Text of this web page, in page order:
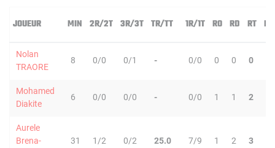
JOUEUR MIN 2R/2T 3R/3T TR/TT 1R/1T RO RD RT PD
Nolan
TRAORE
8 0/0 0/1 - 0/0 0 0 0
Mohamed
Diakite
6 0/0 0/0 - 0/0 1 1 2
Aurele
Brena-
31 1/2 0/2 25.0 7/9 1 2 3